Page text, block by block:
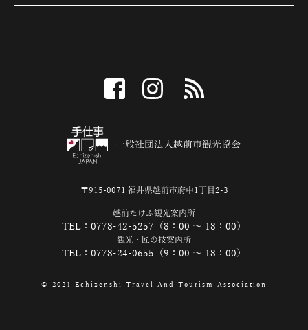
facebook instagram
一般社団法人越前市観光協会
〒915-0071 福井県越前市府中1丁目2-3
越前たけふ観光案内所
TEL：0778-42-5257（8：00 ～ 18：00）
観光・匠の技案内所
TEL：0778-24-0655（9：00 ～ 18：00）
© 2021 Echizenshi Travel And Tourism Association